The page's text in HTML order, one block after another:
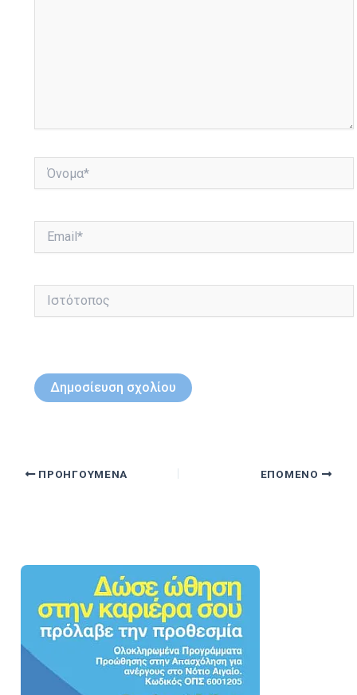
Ιστότοπος
ΠΡΟΗΓΟΎΜΕΝΑ ΕΠΌΜΕΝΟ